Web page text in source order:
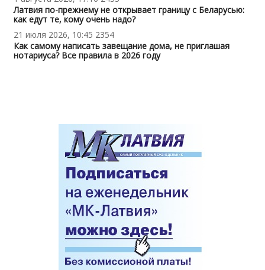
Латвия по-прежнему не открывает границу с Беларусью:
как едут те, кому очень надо?
21 июля 2026, 10:45 2354
Как самому написать завещание дома, не приглашая
нотариуса? Все правила в 2026 году